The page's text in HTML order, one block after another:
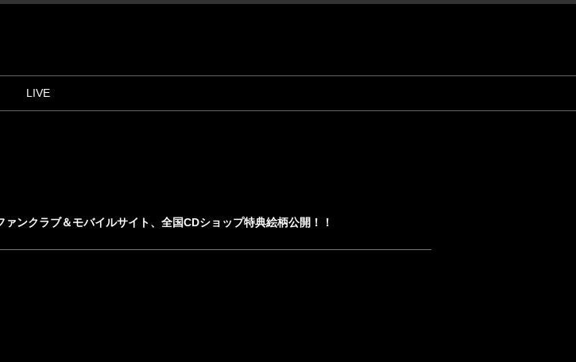
LIVE
ンクラブ＆モバイルサイト、全国CDショップ特典絵柄公開！！